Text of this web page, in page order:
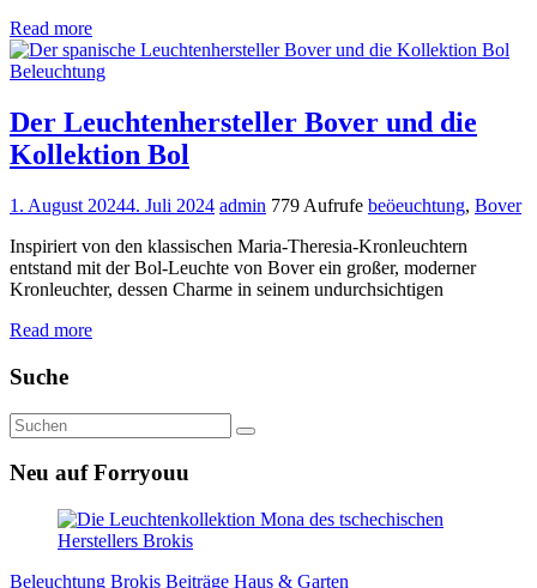
Read more
Beleuchtung
Der Leuchtenhersteller Bover und die
Kollektion Bol
1. August 20244. Juli 2024 admin 779 Aufrufe beöeuchtung, Bover
Inspiriert von den klassischen Maria-Theresia-Kronleuchtern
entstand mit der Bol-Leuchte von Bover ein großer, moderner
Kronleuchter, dessen Charme in seinem undurchsichtigen
Read more
Suche
Neu auf Forryouu
Beleuchtung Brokis Beiträge Haus & Garten